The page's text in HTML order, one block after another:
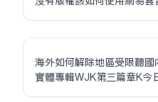
海外如何解除地區受限聽
實體專輯WJK第三篇章K今